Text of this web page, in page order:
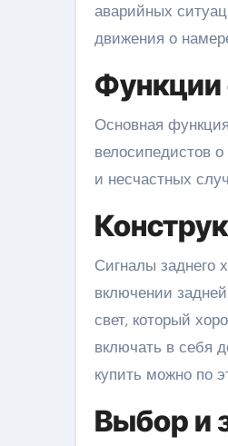
аварийных
движения о
Функции
Основная
велосипедистов
и несчастных
Сигналы заднего
включении
свет, который
включать в себя
купить можно по
Выбор и